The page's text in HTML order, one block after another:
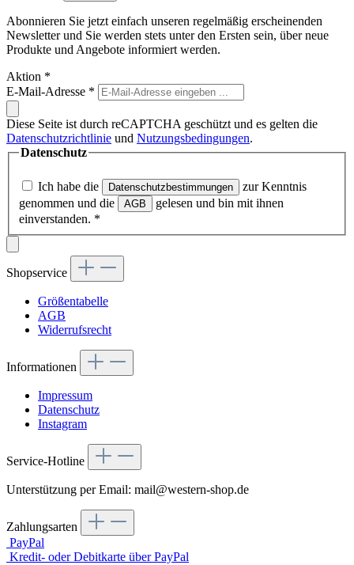
Abonnieren Sie jetzt einfach unseren regelmäßig erscheinenden
Newsletter und Sie werden stets unter den Ersten sein, über neue
Produkte und Angebote informiert werden.
Aktion *
E-Mail-Adresse *
Diese Seite ist durch reCAPTCHA geschützt und es gelten die
Datenschutzrichtlinie und Nutzungsbedingungen.
Datenschutz
Ich habe die Datenschutzbestimmungen
zur Kenntnis
genommen und die
AGB
gelesen und bin mit ihnen
einverstanden. *
Shopservice
Größentabelle
AGB
Widerrufsrecht
Informationen
Impressum
Datenschutz
Instagram
Service-Hotline
Unterstützung per Email: mail@western-shop.de
Zahlungsarten
PayPal
Kredit- oder Debitkarte über PayPal